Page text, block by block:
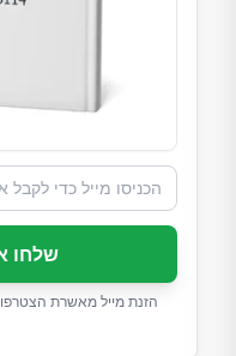
שלחו
הזנת מייל מאשרת